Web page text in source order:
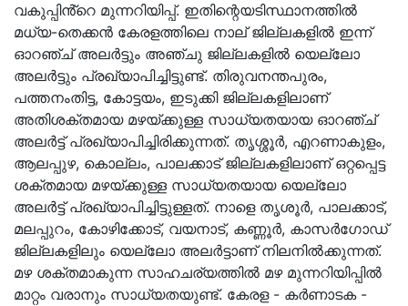
വകുപ്പിൻ്റെ മുന്നറിയിപ്പ്. ഇതിന്റെയടിസ്ഥാനത്തിൽ
മധ്യ-തെക്കൻ കേരളത്തിലെ നാല് ജില്ലകളിൽ ഇന്ന്
ഓറഞ്ച് അലർട്ടും അഞ്ചു ജില്ലകളിൽ യെല്ലോ
അലർട്ടും പ്രഖ്യാപിച്ചിട്ടുണ്ട്. തിരുവനന്തപുരം,
പത്തനംതിട്ട, കോട്ടയം, ഇടുക്കി ജില്ലകളിലാണ്
അതിശക്തമായ മഴയ്ക്കുള്ള സാധ്യതയായ ഓറഞ്ച്
അലർട്ട് പ്രഖ്യാപിച്ചിരിക്കുന്നത്. തൃശ്ശൂര്‍, എറണാകുളം,
ആലപ്പുഴ, കൊല്ലം, പാലക്കാട് ജില്ലകളിലാണ് ഒറ്റപ്പെട്ട
ശക്തമായ മഴയ്ക്കുള്ള സാധ്യതയായ യെല്ലോ
അലർട്ട് പ്രഖ്യാപിച്ചിട്ടുള്ളത്. നാളെ തൃശൂർ, പാലക്കാട്,
മലപ്പുറം, കോഴിക്കോട്, വയനാട്, കണ്ണൂർ, കാസർഗോഡ്
ജില്ലകളിലും യെല്ലോ അലർട്ടാണ് നിലനിൽക്കുന്നത്.
മഴ ശക്തമാകുന്ന സാഹചര്യത്തിൽ മഴ മുന്നറിയിപ്പിൽ
മാറ്റം വരാനും സാധ്യതയുണ്ട്. കേരള - കർണാടക -